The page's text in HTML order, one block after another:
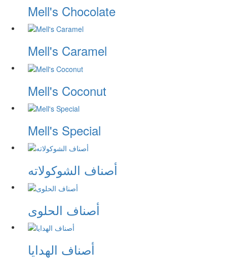
Mell's Chocolate
Mell's Caramel
Mell's Coconut
Mell's Special
أصناف الشوكولاته
أصناف الحلوى
أصناف الهدايا